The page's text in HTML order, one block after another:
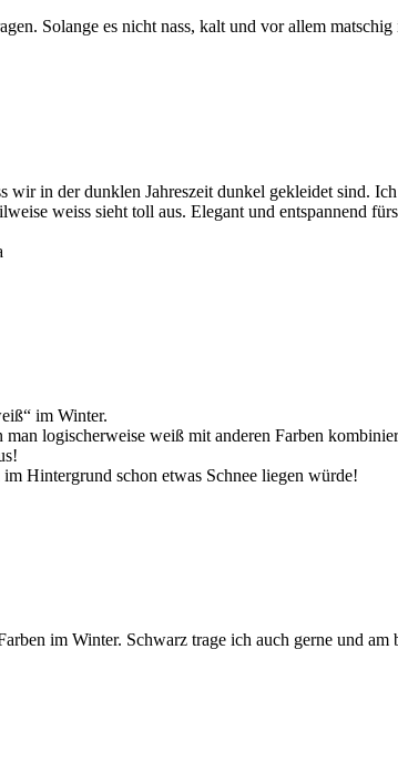
Solange es nicht nass, kalt und vor allem
wir in der dunklen Jahreszeit dunkel gekleidet sind.
weiss sieht toll aus. Elegant und entspannend
im Winter.
man logischerweise weiß mit anderen Farben
Hintergrund schon etwas Schnee liegen würde!
im Winter. Schwarz trage ich auch gerne und